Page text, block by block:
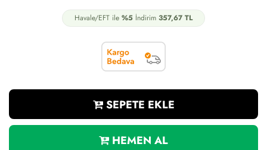
Havale/EFT ile %5 İndirim 357,67 TL
SEPETE EKLE
HEMEN AL